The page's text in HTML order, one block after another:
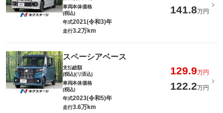
車両本体価格
(税込)
141.8万円
年式2021(令和3)年
走行3.2万km
スペーシアベース
支払総額
(税込)(リ済込)
129.9万円
車両本体価格
(税込)
122.2万円
年式2023(令和5)年
走行3.6万km